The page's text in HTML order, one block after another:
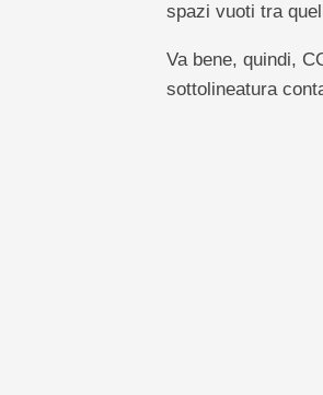
spazi vuoti tra
Va bene, quindi,
sottolineatura